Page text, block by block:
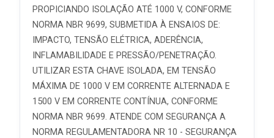
PROPICIANDO ISOLAÇÃO ATÉ 1000 V, CONFORME
NORMA NBR 9699, SUBMETIDA À ENSAIOS DE:
IMPACTO, TENSÃO ELÉTRICA, ADERÊNCIA,
INFLAMABILIDADE E PRESSÃO/PENETRAÇÃO.
UTILIZAR ESTA CHAVE ISOLADA, EM TENSÃO
MÁXIMA DE 1000 V EM CORRENTE ALTERNADA E
1500 V EM CORRENTE CONTÍNUA, CONFORME
NORMA NBR 9699. ATENDE COM SEGURANÇA A
NORMA REGULAMENTADORA NR 10 - SEGURANÇA